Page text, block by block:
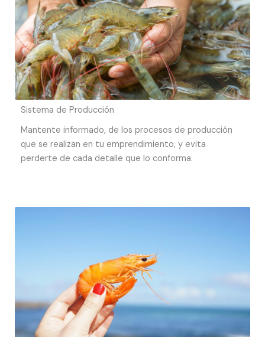
Sistema de Producción
Mantente informado, de los procesos de producción
que se realizan en tu emprendimiento, y evita
perderte de cada detalle que lo conforma.